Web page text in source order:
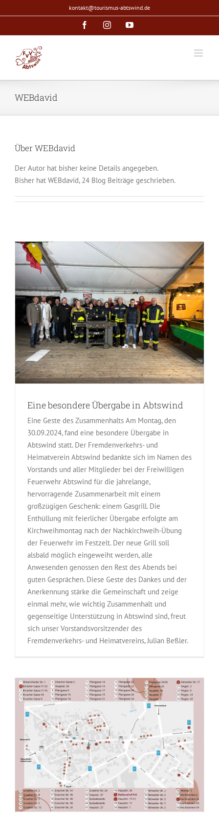
Inhalt
kontakt@tourismus-abtswind.de
FacebookInstagramYouTube
WEBdavid
ÜberWEBdavid
Der Autor hat bisher keine Details angegeben.
Bisher hat WEBdavid, 24 Blog Beiträge geschrieben.
Eine besondere Übergabe in Abtswind
Eine Geste des Zusammenhalts Am Montag, den
30.09.2024, fand eine besondere Übergabe in
Abtswind statt. Der Fremdenverkehrs- und
Heimatverein Abtswind bedankte sich im Namen des
Vorstands und aller Mitglieder bei der Freiwilligen
Feuerwehr Abtswind für die jahrelange,
hervorragende Zusammenarbeit mit einem
großzügigen Geschenk: einem Gasgrill. Die
Enthüllung mit feierlicher Übergabe erfolgte am
Kirchweihmontag nach der Nachkirchweih-Übung
der Feuerwehr im Festzelt. Der neue Grill soll
alsbald möglich eingeweiht werden, alle
Anwesenden genossen den Rest des Abends bei
guten Gesprächen. Diese Geste des Dankes und der
Anerkennung stärke die Gemeinschaft und zeige
einmal mehr, wie wichtig Zusammenhalt und
gegenseitige Unterstützung in Abtswind sind, freut
sich unser Vorstandsvorsitzender des
Fremdenverkehrs- und Heimatvereins, Julian Beßler.